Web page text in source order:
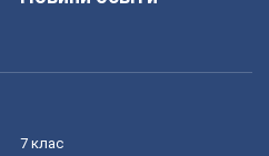
7 клас